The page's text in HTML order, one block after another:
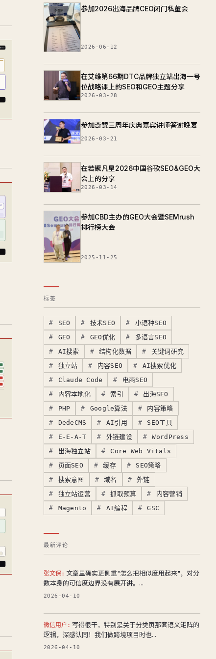
参加2026出海品牌CEO闭门私董会
2026-06-12
在艾维第66期DTC品牌独立站出海一号
位战略课上的SEO和GEO主题分享
2026-03-28
参加奇赞三周年庆典嘉宾讲师答谢晚宴
2026-03-21
在若聚凡星2026中国谷歌SEO&GEO大
会上的分享
2026-03-14
参加CBD主办的GEO大会暨SEMrush
排行榜大会
2025-11-25
标签
SEO 技术SEO
小语种SEO
GEO
GEO优化
多语言SEO
AI搜索
结构化数据
关键词研究
独立站
内容SEO
AI搜索优化
Claude Code
电商SEO
内容本地化
索引
出海SEO
PHP
Google算法
内容策略
DedeCMS
AI引用
SEO工具
E-E-A-T
外链建设
WordPress
出海独立站
Core Web Vitals
页面SEO
缓存
SEO策略
搜索意图
域名
外链
独立站运营
抓取预算
内容营销
Magento
AI编程 GSC
最新评论
张文保:
数本身的可信度边界没有展开讲。...
2026-04-10
微信用户:
逻辑，深感认同！我们做跨境项目时也...
2026-04-10